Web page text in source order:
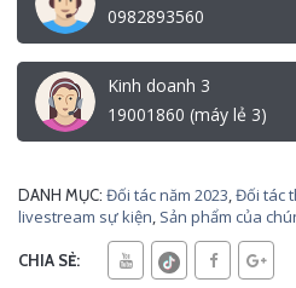
0982893560
Kinh doanh 3
19001860 (máy lẻ 3)
DANH MỤC: Đối tác năm 2023,Đối tác
livestream sự kiện, Sản phẩm của
CHIA SẺ: